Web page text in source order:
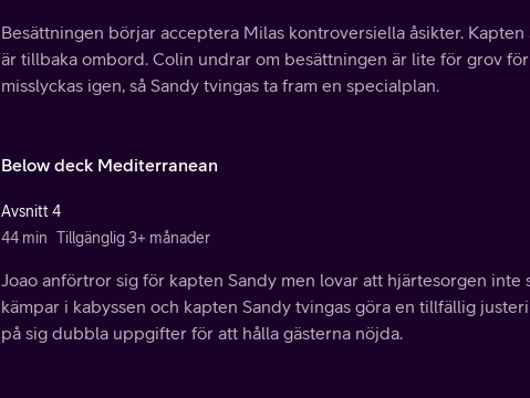
Besättningen börjar acceptera Milas kontroversiella åsikter.
är tillbaka ombord. Colin undrar om besättningen är lite för grov
misslyckas igen, så Sandy tvingas ta fram en specialplan.
Below deck Mediterranean
Avsnitt 4
44 min Tillgänglig 3+ månader
Joao anförtror sig för kapten Sandy men lovar att hjärtesorgen inte
kämpar i kabyssen och kapten Sandy tvingas göra en tillfällig
på sig dubbla uppgifter för att hålla gästerna nöjda.